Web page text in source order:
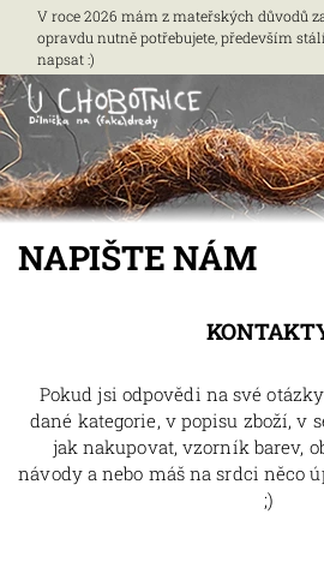
V roce 2026 mám z mateřských důvodů
opravdu nutně potřebujete, především
napsat :)
NAPIŠTE NÁM
Pokud jsi odpovědi na své
dané kategorie, v popisu zboží, v
jak nakupovat, vzorník barev,
návody a nebo máš na srdci něco
;)